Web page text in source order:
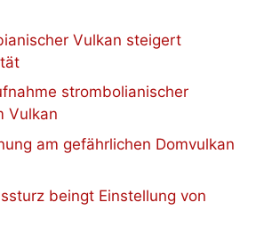
Vulkan steigert
strombolianischer
Vulkan
am gefährlichen Domvulkan
beingt Einstellung von